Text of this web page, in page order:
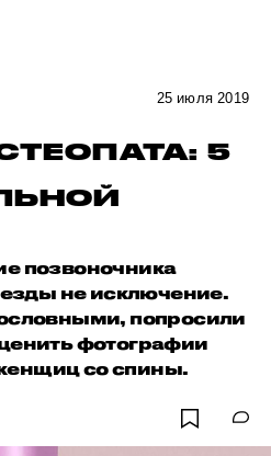
25 июля 2019
5
позвоночника
не исключение.
попросили
фотографии
со спины.